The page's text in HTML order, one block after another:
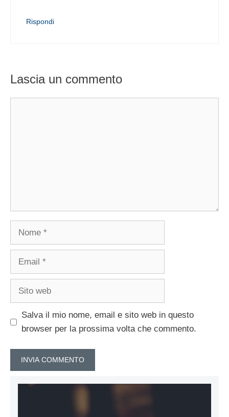
Rispondi
Lascia un commento
Nome
Email
Sito
Salva il mio nome, email e sito web in questo
browser per la prossima volta che commento.